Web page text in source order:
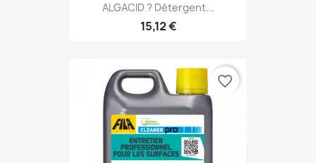
ALGACID ? Détergent...
15,12 €
favorite_border